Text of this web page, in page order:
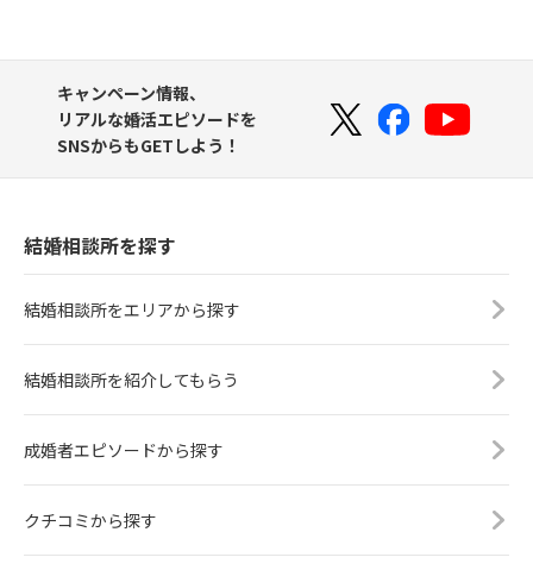
キャンペーン情報、
リアルな婚活エピソードを
SNSからもGETしよう！
結婚相談所を探す
結婚相談所をエリアから探す
結婚相談所を紹介してもらう
成婚者エピソードから探す
クチコミから探す